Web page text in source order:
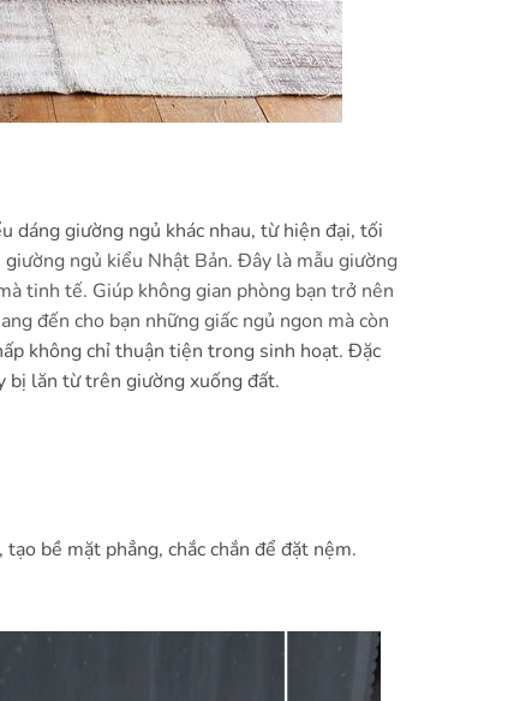
dáng giường ngủ khác nhau, từ hiện đại, tối
giường ngủ kiểu Nhật Bản. Đây là mẫu giường
tinh tế. Giúp không gian phòng bạn trở nên
đến cho bạn những giấc ngủ ngon mà còn
không chỉ thuận tiện trong sinh hoạt. Đặc
bị lăn từ trên giường xuống đất.
bề mặt phẳng, chắc chắn để đặt nệm.